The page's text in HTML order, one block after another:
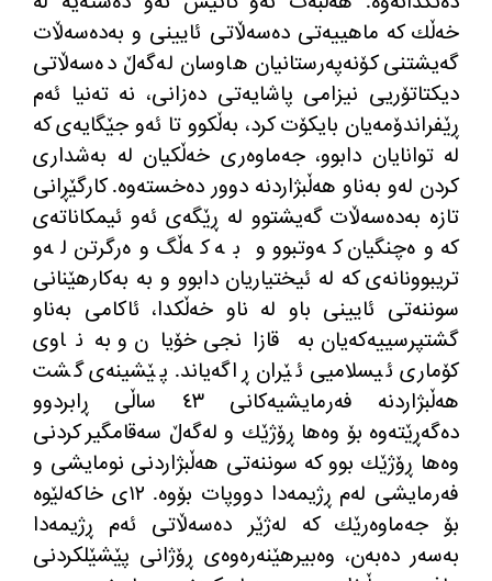
خه‌ڵك كه‌ ماهییه‌تی ده‌سه‌ڵاتی ئایینی و به‌ده‌سه‌ڵات
گه‌یشتنی كۆنه‌په‌رستانیان هاوسان له‌گه‌ڵ ده‌سه‌ڵاتی
دیكتاتۆریی نیزامی پاشایه‌تی ده‌زانی، نه‌ ته‌نیا ئه‌م
ڕێفراندۆمه‌یان بایكۆت كرد، به‌ڵكوو تا ئه‌و جێگایه‌ی كه‌
له‌ توانایان دابوو، جه‌ماوه‌ری خه‌ڵكیان له‌ به‌شداری
كردن له‌و به‌ناو هه‌ڵبژاردنه‌ دوور ده‌خسته‌وه‌. كارگێڕانی
تازه‌ به‌ده‌سه‌ڵات گه‌یشتوو له‌ ڕێگه‌ی ئه‌و ئیمكاناته‌ی
كه‌ وه‌چنگیان كه‌وتبوو و به‌ كه‌ڵگ وه‌رگرتن له‌و
تریبوونانه‌ی كه‌ له‌ ئیختیاریان دابوو و به‌ به‌كارهێنانی
سوننه‌تی ئایینی باو له‌ ناو خه‌ڵكدا، ئاكامی به‌ناو
گشتپرسییه‌كه‌یان به‌ قازانجی خۆیان و به‌ناوی
كۆماری ئیسلامیی ئێران ڕاگه‌یاند. پێشینه‌ی گشت
هه‌ڵبژاردنه‌ فه‌رمایشیه‌كانی ٤٣ ساڵی ڕابردوو
ده‌گه‌ڕێته‌وه‌ بۆ وه‌ها ڕۆژێك و له‌گه‌ڵ سه‌قامگیر كردنی
وه‌ها ڕۆژێك بوو كه‌ سوننه‌تی هه‌ڵبژاردنی نومایشی و
فه‌رمایشی له‌م ڕژیمه‌دا دووپات بۆوه‌. ١٢ی خاكه‌لێوه‌
بۆ جه‌ماوه‌رێك كه‌ له‌ژێر ده‌سه‌ڵاتی ئه‌م ڕژیمه‌دا
به‌سه‌ر ده‌به‌ن، وه‌بیرهێنه‌ره‌وه‌ی ڕۆژانی پێشێلكردنی